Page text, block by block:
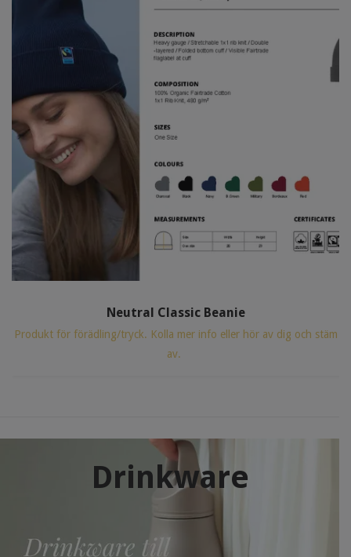
Drinkware
Neutral Classic Beanie
Produkt för förädling/tryck. Kolla mer info eller hör av dig och stäm
av.